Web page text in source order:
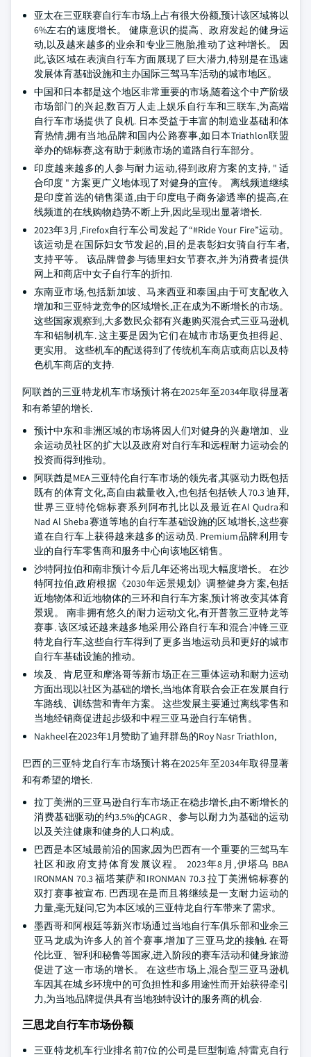
亚太在三亚联赛自行车市场上占有很大份额,预计该区域将以
6%左右的速度增长。 健康意识的提高、政府发起的健身运
动,以及越来越多的业余和专业三胞胎,推动了这种增长。 因
此,该区域在表演自行车方面展现了巨大潜力,特别是在迅速
发展体育基础设施和主办国际三驾马车活动的城市地区。
中国和日本都是这个地区非常重要的市场,随着这个中产阶级
市场部门的兴起,数百万人走上娱乐自行车和三联车,为高端
自行车市场提供了良机. 日本受益于丰富的制造业基础和体
育热情,拥有当地品牌和国内公路赛事,如日本Triathlon联盟
举办的锦标赛,这有助于刺激市场的道路自行车部分。
印度越来越多的人参与耐力运动,得到政府方案的支持, " 适
合印度 " 方案更广义地体现了对健身的宣传。 离线频道继续
是印度首选的销售渠道,由于印度电子商务渗透率的提高,在
线频道的在线购物趋势不断上升,因此呈现出显著增长.
2023年3月,Firefox自行车公司发起了“#Ride Your Fire”运动。
该运动是在国际妇女节发起的,目的是表彰妇女骑自行车者,
支持平等。 该品牌曾参与德里妇女节赛衣,并为消费者提供
网上和商店中女子自行车的折扣.
东南亚市场,包括新加坡、马来西亚和泰国,由于可支配收入
增加和三亚特龙竞争的区域增长,正在成为不断增长的市场。
这些国家观察到,大多数民众都有兴趣购买混合式三亚马逊机
车和铝制机车. 这主要是因为它们在城市市场更负担得起、
更实用。 这些机车的配送得到了传统机车商店或商店以及特
色机车商店的支持.
阿联酋的三亚特龙机车市场预计将在2025年至2034年取得显著
和有希望的增长.
预计中东和非洲区域的市场将因人们对健身的兴趣增加、业
余运动员社区的扩大以及政府对自行车和远程耐力运动会的
投资而得到推动。
阿联酋是MEA三亚特伦自行车市场的领先者,其驱动力既包括
既有的体育文化,高自由裁量收入,也包括包括铁人70.3 迪拜,
世界三亚特伦锦标赛系列阿布扎比以及最近在Al Qudra和
Nad Al Sheba赛道等地的自行车基础设施的区域增长,这些赛
道在自行车上获得越来越多的运动员. Premium品牌利用专
业的自行车零售商和服务中心向该地区销售。
沙特阿拉伯和南非预计今后几年还将出现大幅度增长。 在沙
特阿拉伯,政府根据《2030年远景规划》调整健身方案,包括
近地物体和近地物体的三环和自行车方案,预计将改变其体育
景观。 南非拥有悠久的耐力运动文化,有开普敦三亚特龙等
赛事. 该区域还越来越多地采用公路自行车和混合冲锋三亚
特龙自行车,这些自行车得到了更多当地运动员和更好的城市
自行车基础设施的推动。
埃及、肯尼亚和摩洛哥等新市场正在三重体运动和耐力运动
方面出现以社区为基础的增长,当地体育联合会正在发展自行
车路线、训练营和青年方案。 这些发展主要通过离线零售和
当地经销商促进起步级和中程三亚马逊自行车销售。
Nakheel在2023年1月赞助了迪拜群岛的Roy Nasr Triathlon,
巴西的三亚特龙自行车市场预计将在2025年至2034年取得显著
和有希望的增长.
拉丁美洲的三亚马逊自行车市场正在稳步增长,由不断增长的
消费基础驱动的约3.5%的CAGR、参与以耐力为基础的运动
以及关注健康和健身的人口构成。
巴西是本区域最前沿的国家,因为巴西有一个重要的三驾马车
社区和政府支持体育发展议程。 2023年8月,伊塔乌 BBA
IRONMAN 70.3 福塔莱萨和IRONMAN 70.3 拉丁美洲锦标赛的
双打赛事被宣布. 巴西现在是而且将继续是一支耐力运动的
力量,毫无疑问,它为本区域的三亚特龙自行车带来了需求。
墨西哥和阿根廷等新兴市场通过当地自行车俱乐部和业余三
亚马龙成为许多人的首个赛事,增加了三亚马龙的接触. 在哥
伦比亚、智利和秘鲁等国家,进入阶段的赛车活动和健身旅游
促进了这一市场的增长。 在这些市场上,混合型三亚马逊机
车因其在城乡环境中的可负担性和多用途性而开始获得牵引
力,为当地品牌提供具有当地独特设计的服务商的机会.
三思龙自行车市场份额
三亚特龙机车行业排名前7位的公司是巨型制造,特雷克自行